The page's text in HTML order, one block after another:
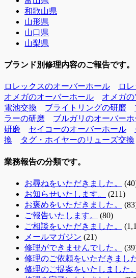
和歌山県
山形県
山口県
山梨県
ブランド別修理内容のご報告です。
ロレックスのオーバーホール ロ
オメガのオーバーホール
オメガ
電池交換
ブライトリングの研磨
ラーの研磨
ブルガリのオーバー
研磨
セイコーのオーバーホール
換
タグ・ホイヤーのリューズ交換
業務報告の分類です。
お尋ねをいただきました。
お知らせいたします。
(211)
お褒めをいただきました。
ご報告いたします。
(80)
ご相談をいただきました。
メールマガジン (21)
修理ができませんでした。
修理のご依頼をいただきました
修理のご提案をいたしました。